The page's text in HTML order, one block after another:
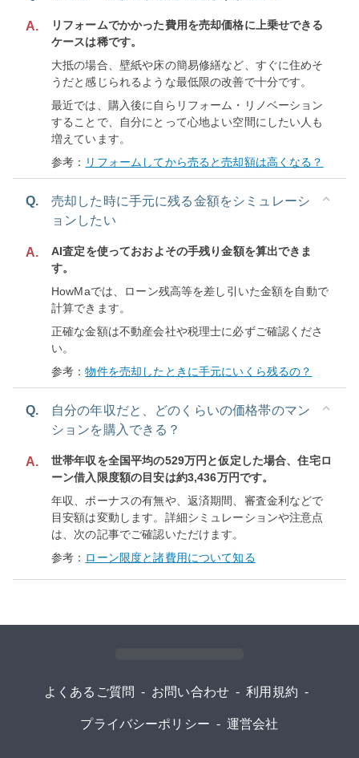
A.
リフォームでかかった費用を売却価格に上乗せできる
ケースは稀です。
大抵の場合、壁紙や床の簡易修繕など、すぐに住めそ
うだと感じられるような最低限の改善で十分です。
最近では、購入後に自らリフォーム・リノベーション
することで、自分にとって心地よい空間にしたい人も
増えています。
参考： リフォームしてから売ると売却額は高くなる？
Q.
売却した時に手元に残る金額をシミュレーシ
ョンしたい
A.
AI査定を使っておおよその手残り金額を算出できま
す。
HowMaでは、ローン残高等を差し引いた金額を自動で
計算できます。
正確な金額は不動産会社や税理士に必ずご確認くださ
い。
参考：物件を売却したときに手元にいくら残るの？
Q.
自分の年収だと、どのくらいの価格帯のマン
ションを購入できる？
A.
世帯年収を全国平均の529万円と仮定した場合、住宅ロ
ーン借入限度額の目安は約3,436万円です。
年収、ボーナスの有無や、返済期間、審査金利などで
目安額は変動します。詳細シミュレーションや注意点
は、次の記事でご確認いただけます。
参考： ローン限度と諸費用について知る
よくあるご質問 - お問い合わせ - 利用規約 -
プライバシーポリシー - 運営会社